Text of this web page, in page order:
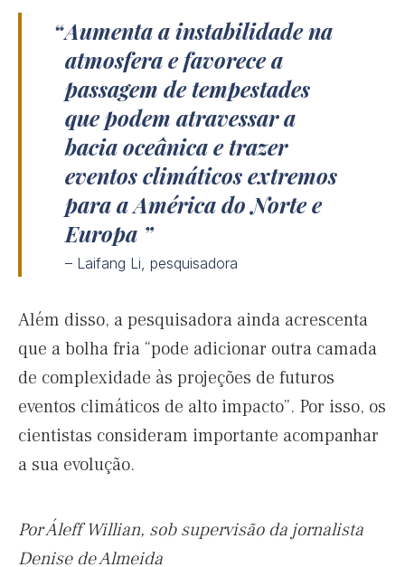
Aumenta a instabilidade na
atmosfera e favorece a
passagem de tempestades
que podem atravessar a
bacia oceânica e trazer
eventos climáticos extremos
para a América do Norte e
Europa
– Laifang Li, pesquisadora
Além disso, a pesquisadora ainda acrescenta
que a bolha fria “pode adicionar outra camada
de complexidade às projeções de futuros
eventos climáticos de alto impacto”. Por isso, os
cientistas consideram importante acompanhar
a sua evolução.
Por Áleff Willian, sob supervisão da jornalista
Denise de Almeida